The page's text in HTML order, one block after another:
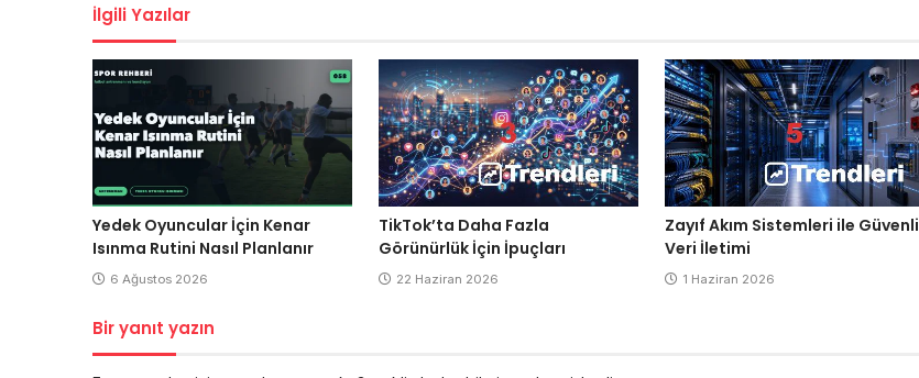
İlgili Yazılar
Yedek Oyuncular İçin Kenar
Isınma Rutini Nasıl Planlanır
6 Ağustos 2026
TikTok’ta Daha Fazla
Görünürlük İçin İpuçları
22 Haziran 2026
Zayıf Akım Sistemleri ile Güvenli
Veri İletimi
1 Haziran 2026
Bir yanıt yazın